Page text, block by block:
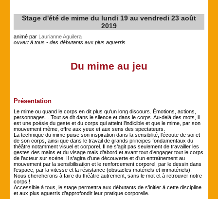
Stage d'été de mime du lundi 19 au vendredi 23 août
2019
animé par Laurianne Aguilera
ouvert à tous - des débutants aux plus aguerris
Du mime au jeu
Présentation
Le mime ou quand le corps en dit plus qu'un long discours. Émotions, actions,
personnages... Tout se dit dans le silence et dans le corps. Au-delà des mots, il
est une poésie du geste et du corps qui atteint l’indicible et que le mime, par son
mouvement même, offre aux yeux et aux sens des spectateurs.
La technique du mime puise son inspiration dans la sensibilité, l’écoute de soi et
de son corps, ainsi que dans le travail de grands principes fondamentaux du
théâtre notamment visuel et corporel. Il ne s’agit pas seulement de travailler les
gestes des mains et du visage mais d’abord et avant tout d’engager tout le corps
de l’acteur sur scène. Il s’agira d’une découverte et d’un entraînement au
mouvement par la sensibilisation et le renforcement corporel, par le dessin dans
l'espace, par la vitesse et la résistance (obstacles matériels et immatériels).
Nous chercherons à faire du théâtre autrement, sans le mot et à retrouver notre
corps !
Accessible à tous, le stage permettra aux débutants de s’initier à cette discipline
et aux plus aguerris d’approfondir leur pratique corporelle.